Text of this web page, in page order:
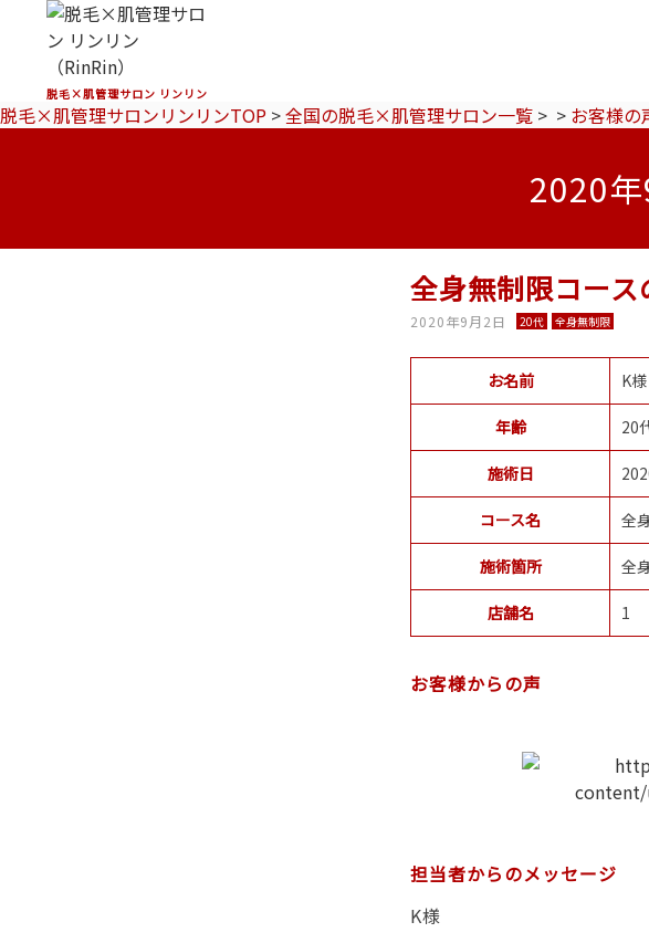
脱毛×肌管理サロン リンリン
脱毛×肌管理サロンリンリンTOP >全国の脱毛×肌管理サロン一覧 > > お客様の
2020
全身無制限コー
2020年9月2日 20代 全身無制限
お名前 K様
年齢 20
施術日
コース名 全
施術箇所 全
店舗名 1
お客様からの声
担当者からのメッセージ
K様